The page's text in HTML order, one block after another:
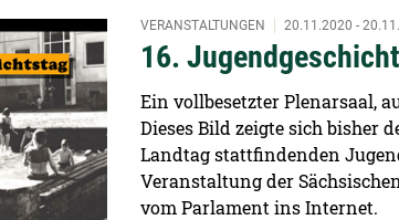
16.
VERANSTALTUNGEN 20.11.2020 -
Ein vollbesetzter Plenarsaal,
Dieses Bild zeigte sich bisher
Landtag stattfindenden
Veranstaltung der
vom Parlament ins Internet.